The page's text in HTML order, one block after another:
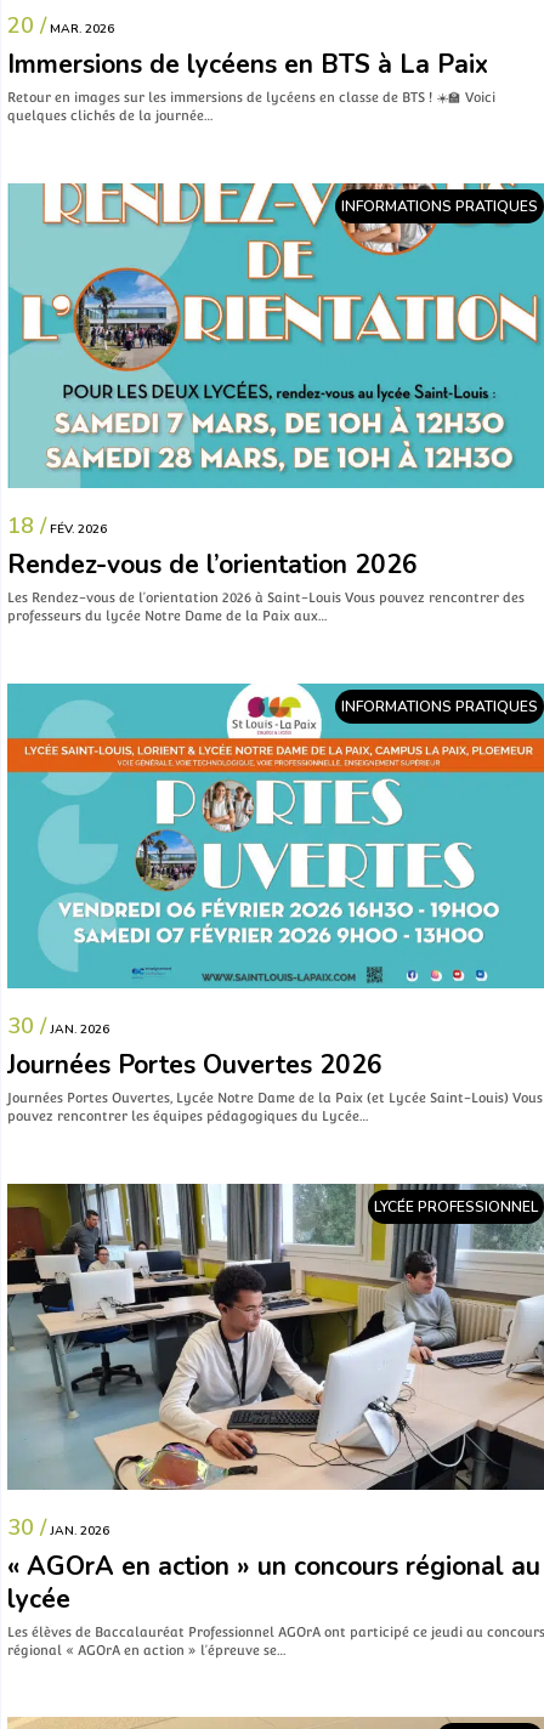
20 / MAR. 2026
Immersions de lycéens en BTS à La Paix
Retour en images sur les immersions de lycéens en classe de BTS ! ☀️🏫 Voici
quelques clichés de la journée…
INFORMATIONS PRATIQUES
18 / FÉV. 2026
Rendez-vous de l’orientation 2026
Les Rendez-vous de l’orientation 2026 à Saint-Louis Vous pouvez rencontrer des
professeurs du lycée Notre Dame de la Paix aux…
INFORMATIONS PRATIQUES
30 / JAN. 2026
Journées Portes Ouvertes 2026
Journées Portes Ouvertes, Lycée Notre Dame de la Paix (et Lycée Saint-Louis) Vous
pouvez rencontrer les équipes pédagogiques du Lycée…
LYCÉE PROFESSIONNEL
30 / JAN. 2026
« AGOrA en action » un concours régional au
lycée
Les élèves de Baccalauréat Professionnel AGOrA ont participé ce jeudi au concours
régional « AGOrA en action » l’épreuve se…